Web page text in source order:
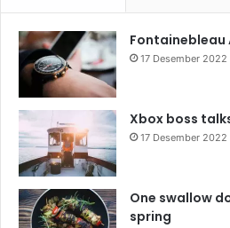
Fontainebleau
17 Desember 2022
Xbox boss
17 Desember 2022
One swallow
spring